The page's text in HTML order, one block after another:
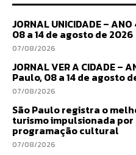
JORNAL UNICIDADE –
08 a 14 de agosto de 2026
07/08/2026
JORNAL VER A CIDADE –
Paulo, 08 a 14 de agosto
07/08/2026
São Paulo registra o
turismo impulsionada
programação cultural
07/08/2026